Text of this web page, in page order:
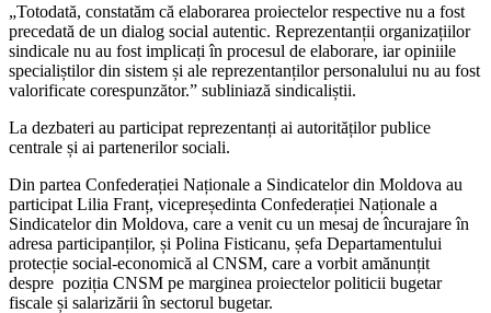
„Totodată, constatăm că elaborarea proiectelor respective nu a fost
precedată de un dialog social autentic. Reprezentanții organizațiilor
sindicale nu au fost implicați în procesul de elaborare, iar opiniile
specialiștilor din sistem și ale reprezentanților personalului nu au fost
valorificate corespunzător.” subliniază sindicaliștii.
La dezbateri au participat reprezentanți ai autorităților publice
centrale și ai partenerilor sociali.
Din partea Confederației Naționale a Sindicatelor din Moldova au
participat Lilia Franț, vicepreședinta Confederației Naționale a
Sindicatelor din Moldova, care a venit cu un mesaj de încurajare în
adresa participanților, și Polina Fisticanu, șefa Departamentului
protecție social-economică al CNSM, care a vorbit amănunțit
despre poziția CNSM pe marginea proiectelor politicii bugetar
fiscale și salarizării în sectorul bugetar.